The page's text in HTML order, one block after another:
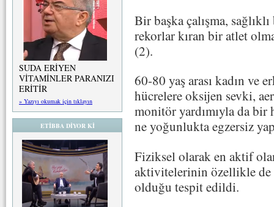
SUDA ERİYEN
VİTAMİNLER PARANIZI
ERİTİR
» Yazıyı okumak için tıklayın
ETİBBA DİYOR Kİ
Bir başka çalışma,
rekorlar kıran bir atlet
(2).
60-80 yaş arası kadın ve
hücrelere oksijen sevki,
monitör yardımıyla da bir
ne yoğunlukta egzersiz
Fiziksel olarak en aktif
aktivitelerinin özellikle
olduğu tespit edildi.